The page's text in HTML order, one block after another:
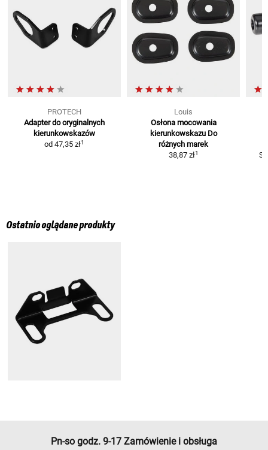
PROTECH
Adapter do oryginalnych
kierunkowskazów
od 47,35 zł1
Louis
Osłona mocowania
kierunkowskazu Do
różnych marek
38,87 zł1
Ostatnio oglądane produkty
Pn-so godz. 9-17 Zamówienie i obsługa